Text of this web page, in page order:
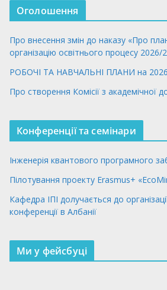
Оголошення
Про внесення змін до наказу «Про
організацію освітнього процесу 2026/
РОБОЧІ ТА НАВЧАЛЬНІ ПЛАНИ на
Про створення Комісії з академічної
Конференції та семінари
Інженерія квантового програмного
Пілотування проекту Erasmus+
Кафедра ІПІ долучається до
конференції в Албанії
Ми у фейсбуці